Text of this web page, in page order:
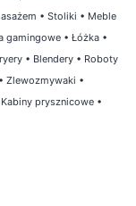
• Stoliki • Meble
gamingowe • Łóżka •
• Blendery • Roboty
• Zlewozmywaki •
Kabiny prysznicowe •